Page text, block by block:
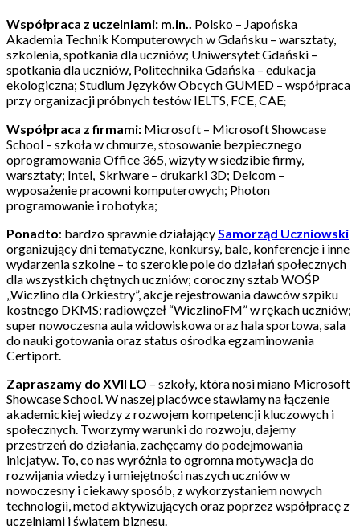
Współpraca z uczelniami: m.in.. Polsko – Japońska
Akademia Technik Komputerowych w Gdańsku – warsztaty,
szkolenia, spotkania dla uczniów; Uniwersytet Gdański –
spotkania dla uczniów, Politechnika Gdańska – edukacja
ekologiczna; Studium Języków Obcych GUMED – współpraca
przy organizacji próbnych testów IELTS, FCE, CAE;
Współpraca z firmami: Microsoft – MicrosoftShowcase
School – szkoła w chmurze, stosowanie bezpiecznego
oprogramowania Office 365, wizyty w siedzibie firmy,
warsztaty; Intel, Skriware – drukarki 3D; Delcom –
wyposażenie pracowni komputerowych; Photon
programowanie i robotyka;
Ponadto: bardzo sprawnie działającySamorząd Uczniowski
organizujący dni tematyczne, konkursy, bale, konferencje i inne
wydarzenia szkolne – to szerokie pole do działań społecznych
dla wszystkich chętnych uczniów; coroczny sztab WOŚP
„Wiczlino dla Orkiestry”, akcjerejestrowania dawców szpiku
kostnego DKMS; radiowęzeł “WiczlinoFM” w rękach uczniów;
super nowoczesnaaula widowiskowa oraz hala sportowa, sala
do nauki gotowania oraz status ośrodka egzaminowania
Certiport.
Zapraszamy do XVII LO – szkoły, która nosi miano Microsoft
ShowcaseSchool. W naszej placówce stawiamy na łączenie
akademickiej wiedzy z rozwojem kompetencji kluczowych i
społecznych. Tworzymy warunki do rozwoju, dajemy
przestrzeń do działania, zachęcamy do podejmowania
inicjatyw. To, co nas wyróżnia to ogromna motywacja do
rozwijania wiedzy i umiejętności naszych uczniów w
nowoczesny i ciekawy sposób, z wykorzystaniem nowych
technologii, metod aktywizujących oraz poprzez współpracę z
uczelniami i światem biznesu.